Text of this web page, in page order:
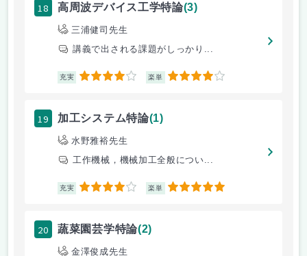
18 高周波デバイス工学特論(3)
三浦健司先生
講義で出される課題がしっかり...
充実 4 楽単 4
19 加工システム特論(1)
水野雅裕先生
工作機械，機械加工全般につい...
充実 4 楽単 5
20 蔬菜園芸学特論(2)
金澤俊成先生